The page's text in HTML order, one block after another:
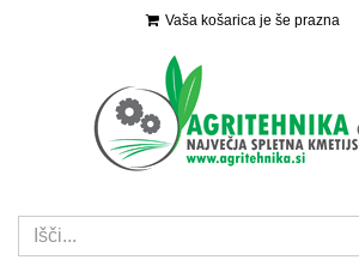
Vaša košarica je še prazna